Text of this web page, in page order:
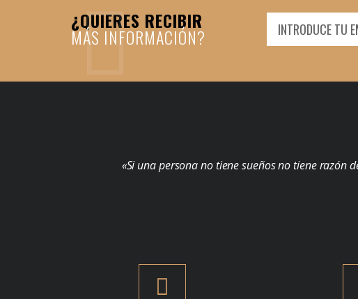
¿QUIERES RECIBIR
MÁS INFORMACIÓN?
«Si una persona no tiene sueños no tiene razón